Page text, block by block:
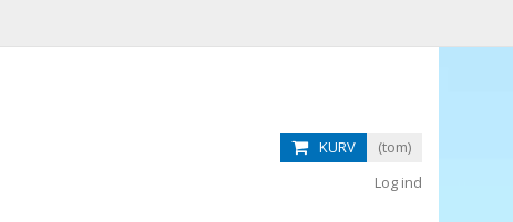
KURV
(tom)
Log ind